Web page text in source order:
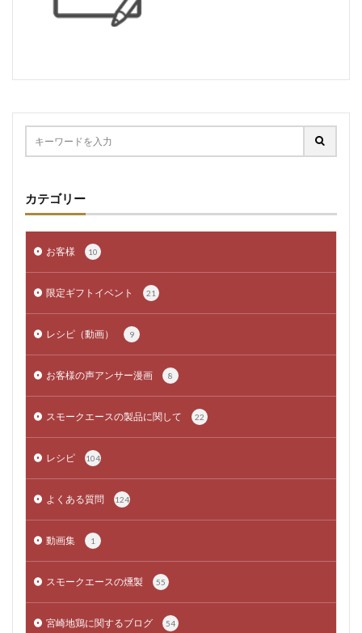
カテゴリー
お客様 10
限定ギフトイベント 21
レシピ（動画） 9
お客様の声アンサー漫画 8
スモークエースの製品に関して 22
レシピ 104
よくある質問 124
動画集 1
スモークエースの燻製 55
宮崎地鶏に関するブログ 54